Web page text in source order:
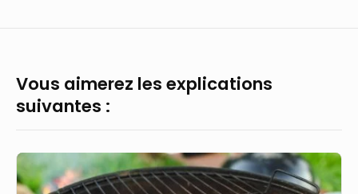
Vous aimerez les explications
suivantes :
Comment
allumer